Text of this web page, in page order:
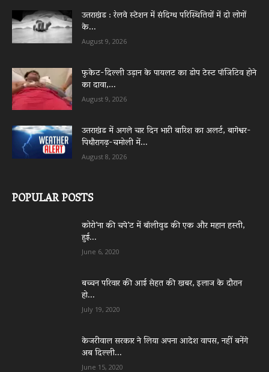
उत्तराखंड : रेलवे स्टेशन में संदिग्ध परिस्थितियों में दो लोगों
के...
August 9, 2026
फुकेट-दिल्ली उड़ान के पायलट का डोप टेस्ट पॉजिटिव होने
का दावा,...
August 9, 2026
उत्तराखंड में अगले चार दिन भारी बारिश का अलर्ट, बागेश्वर-
पिथौरागढ़-चमोली में...
August 8, 2026
POPULAR POSTS
कोरो’ना की चपे’ट में बॉलीवुड की एक और महान हस्ती,
हुई...
June 6, 2020
बच्चन परिवार की आई सेहत की खबर, इलाज के दौरान
हो...
July 19, 2020
केजरीवाल सरकार ने लिया अपना आदेश वापस, नहीं बनेंगे
अब दिल्ली...
June 15, 2020